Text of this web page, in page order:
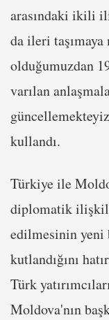
arasındaki ikili
da ileri
olduğumuzdan
varılan
kullandı.
Türkiye ile
diplomatik
edilmesinin yeni
kutlandığını
Türk
Moldova'nın